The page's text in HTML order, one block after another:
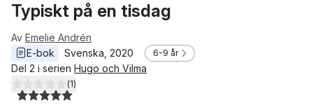
Typiskt på en tisdag
Av Emelie Andrén
E-bok
Svenska 2020 6-9 år
Del 2 i serien Hugo och Vilma
5,0utav 5 stjärnor. Totalt antal röster:
(1)